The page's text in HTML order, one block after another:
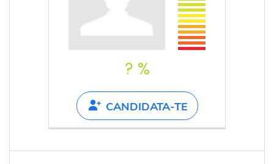
? %
CANDIDATA-TE